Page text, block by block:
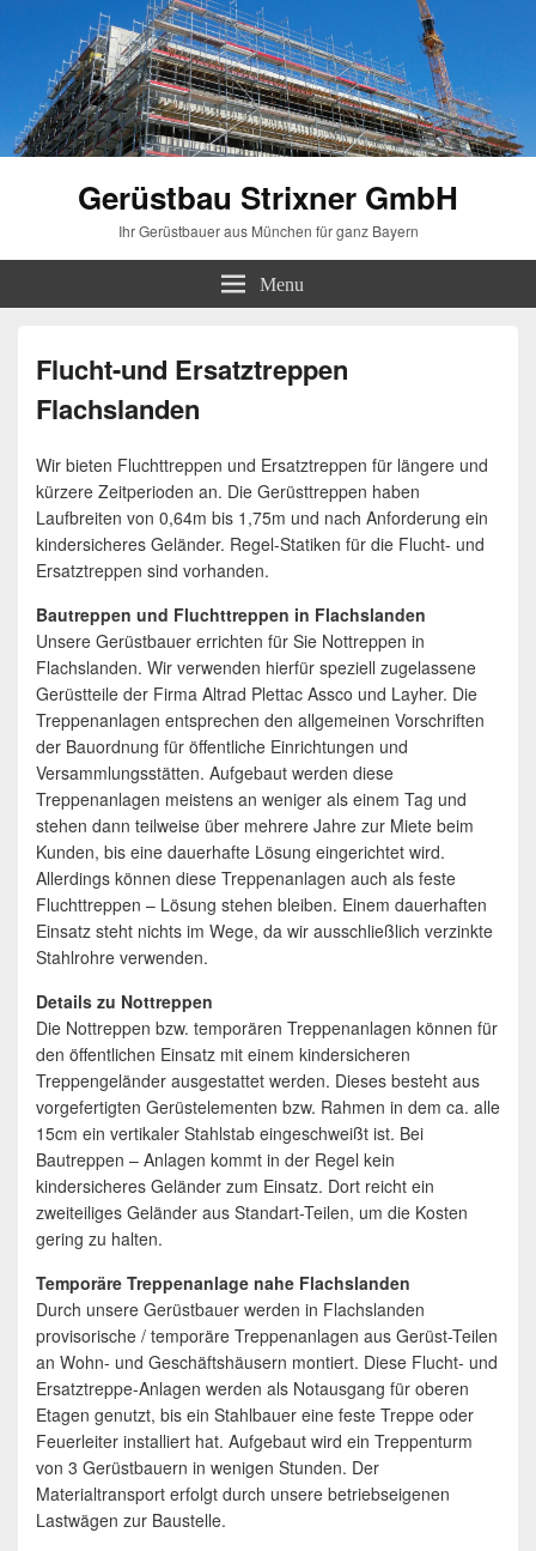
Gerüstbau Strixner GmbH
Ihr Gerüstbauer aus München für ganz Bayern
Menu
Flucht-und Ersatztreppen
Flachslanden
Wir bieten Fluchttreppen und Ersatztreppen für längere und
kürzere Zeitperioden an. Die Gerüsttreppen haben
Laufbreiten von 0,64m bis 1,75m und nach Anforderung ein
kindersicheres Geländer. Regel-Statiken für die Flucht- und
Ersatztreppen sind vorhanden.
Bautreppen und Fluchttreppen in Flachslanden
Unsere Gerüstbauer errichten für Sie Nottreppen in
Flachslanden. Wir verwenden hierfür speziell zugelassene
Gerüstteile der Firma Altrad Plettac Assco und Layher. Die
Treppenanlagen entsprechen den allgemeinen Vorschriften
der Bauordnung für öffentliche Einrichtungen und
Versammlungsstätten. Aufgebaut werden diese
Treppenanlagen meistens an weniger als einem Tag und
stehen dann teilweise über mehrere Jahre zur Miete beim
Kunden, bis eine dauerhafte Lösung eingerichtet wird.
Allerdings können diese Treppenanlagen auch als feste
Fluchttreppen – Lösung stehen bleiben. Einem dauerhaften
Einsatz steht nichts im Wege, da wir ausschließlich verzinkte
Stahlrohre verwenden.
Details zu Nottreppen
Die Nottreppen bzw. temporären Treppenanlagen können für
den öffentlichen Einsatz mit einem kindersicheren
Treppengeländer ausgestattet werden. Dieses besteht aus
vorgefertigten Gerüstelementen bzw. Rahmen in dem ca. alle
15cm ein vertikaler Stahlstab eingeschweißt ist. Bei
Bautreppen – Anlagen kommt in der Regel kein
kindersicheres Geländer zum Einsatz. Dort reicht ein
zweiteiliges Geländer aus Standart-Teilen, um die Kosten
gering zu halten.
Temporäre Treppenanlage nahe Flachslanden
Durch unsere Gerüstbauer werden in Flachslanden
provisorische / temporäre Treppenanlagen aus Gerüst-Teilen
an Wohn- und Geschäftshäusern montiert. Diese Flucht- und
Ersatztreppe-Anlagen werden als Notausgang für oberen
Etagen genutzt, bis ein Stahlbauer eine feste Treppe oder
Feuerleiter installiert hat. Aufgebaut wird ein Treppenturm
von 3 Gerüstbauern in wenigen Stunden. Der
Materialtransport erfolgt durch unsere betriebseigenen
Lastwägen zur Baustelle.